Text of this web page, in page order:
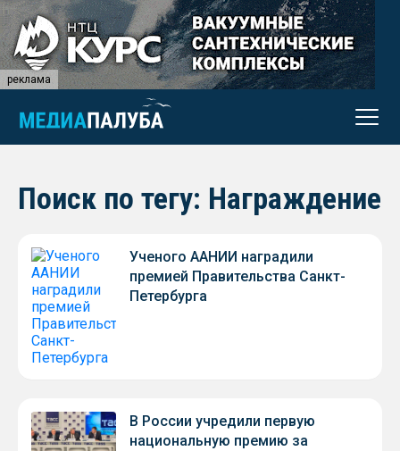
реклама
Поиск по тегу: Награждение
Ученого ААНИИ наградили
премией Правительства Санкт-
Петербурга
В России учредили первую
национальную премию за